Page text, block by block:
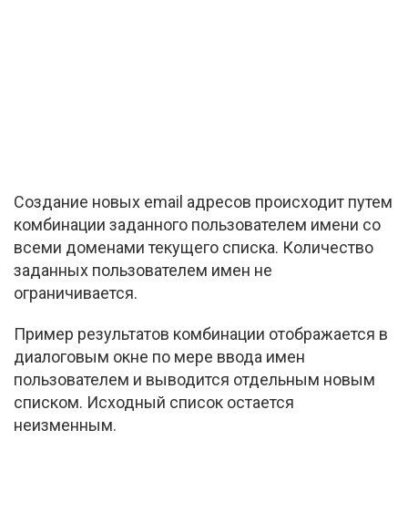
Создание новых email адресов происходит путем
комбинации заданного пользователем имени со
всеми доменами текущего списка. Количество
заданных пользователем имен не
ограничивается.
Пример результатов комбинации отображается в
диалоговым окне по мере ввода имен
пользователем и выводится отдельным новым
списком. Исходный список остается
неизменным.